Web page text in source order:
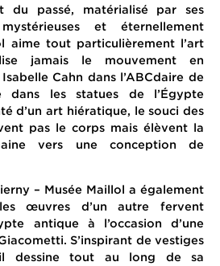
du passé, matérialisé par ses
et éternellement
aime tout particulièrement l’art
jamais le mouvement en
Cahn dans l’ABCdaire de
les statues de l’Égypte
d’un art hiératique, le souci des
pas le corps mais élèvent la
vers une conception de
– Musée Maillol a également
œuvres d’un autre fervent
antique à l’occasion d’une
S’inspirant de vestiges
dessine tout au long de sa